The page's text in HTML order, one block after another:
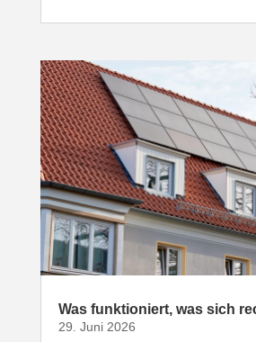
Was funk­tio­niert, was sich
29. Juni 2026